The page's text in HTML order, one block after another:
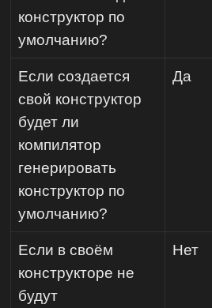
конструктор по
умолчанию?
Если создается
свой конструктор
будет ли
компилятор
генерировать
конструктор по
умолчанию?
Да
Если в своём
конструкторе не
будут
Нет